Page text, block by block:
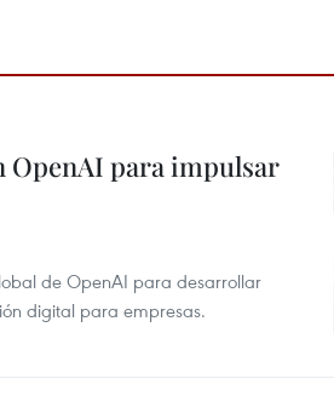
OpenAI para impulsar
de OpenAI para desarrollar
digital para empresas.